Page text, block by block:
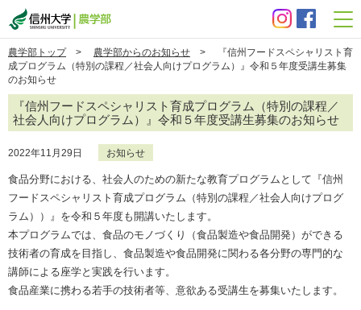
農学部トップ> 農学部からのお知らせ > 『信州フードスペシャリスト育
成プログラム（特別の課程／社会人向けプログラム）』令和５年度受講生募集
のお知らせ
『信州フードスペシャリスト育成プログラム（特別の課程／
社会人向けプログラム）』令和５年度受講生募集のお知らせ
2022年11月29日 お知らせ
食品分野における、社会人のための新たな教育プログラムとして『信州
フードスペシャリスト育成プログラム（特別の課程／社会人向けプログ
ラム））』を令和５年度も開講いたします。
本プログラムでは、食品のモノづくり（食品製造や食品開発）ができる
技術者の育成を目指し、食品製造や食品開発に関わる各分野の専門的な
講師による座学と実践を行います。
食品産業に携わる若手の技術者等、意欲ある受講生を募集いたします。